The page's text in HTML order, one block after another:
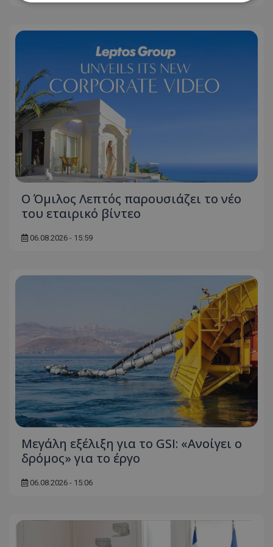
Ο Όμιλος Λεπτός παρουσιάζει το νέο
του εταιρικό βίντεο
06.08.2026 - 15:59
Μεγάλη εξέλιξη για το GSI: «Ανοίγει ο
δρόμος» για το έργο
06.08.2026 - 15:06
Στόχευσης
Λειτουργικότητας
Μη ταξινομημένα
Τα απολύτως απαραίτητα cookies επιτρέπουν
βασικές λειτουργίες του ιστότοπου, όπως τη
σύνδεση χρήστη και τη διαχείριση λογαριασμού.
Ο ιστότοπος δεν μπορεί να χρησιμοποιηθεί σωστά
χωρίς τα απολύτως απαραίτητα cookies.
Ονοματεπώνυμο
usprivacy
Microsoft Corporation
VISITOR_PRIVACY_METADATA